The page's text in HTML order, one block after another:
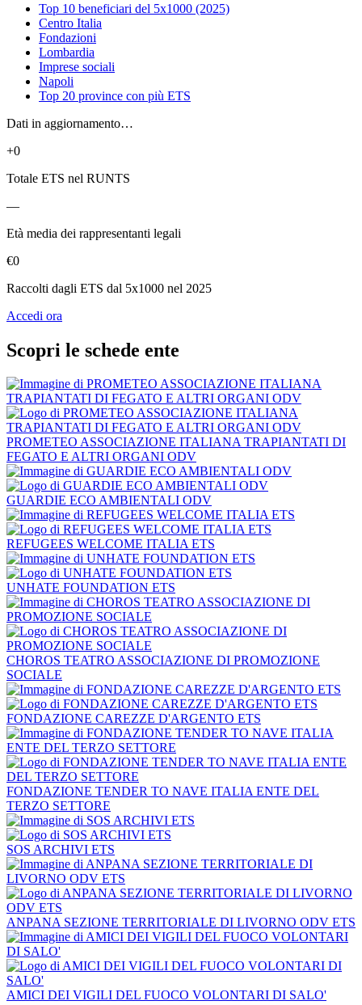
Top 10 beneficiari del 5x1000 (2025)
Centro Italia
Fondazioni
Lombardia
Imprese sociali
Napoli
Top 20 province con più ETS
Dati in aggiornamento…
+0
Totale ETS nel RUNTS
—
Età media dei rappresentanti legali
€0
Raccolti dagli ETS dal 5x1000 nel 2025
Accedi ora
Scopri le schede ente
PROMETEO ASSOCIAZIONE ITALIANA TRAPIANTATI DI
FEGATO E ALTRI ORGANI ODV
GUARDIE ECO AMBIENTALI ODV
REFUGEES WELCOME ITALIA ETS
UNHATE FOUNDATION ETS
CHOROS TEATRO ASSOCIAZIONE DI PROMOZIONE
SOCIALE
FONDAZIONE CAREZZE D'ARGENTO ETS
FONDAZIONE TENDER TO NAVE ITALIA ENTE DEL
TERZO SETTORE
SOS ARCHIVI ETS
ANPANA SEZIONE TERRITORIALE DI LIVORNO ODV ETS
AMICI DEI VIGILI DEL FUOCO VOLONTARI DI SALO'